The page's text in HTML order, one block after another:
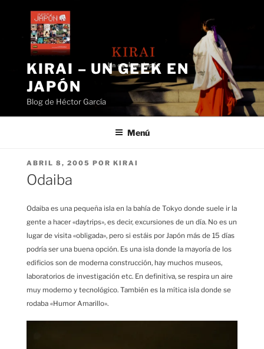
contenido
KIRAI – UN GEEK EN
JAPÓN
Blog de Héctor García
Menú
PUBLICADO
EL
ABRIL 8, 2005 POR KIRAI
Odaiba
Odaiba es una pequeña isla en la bahía de Tokyo donde suele ir la
gente a hacer «daytrips», es decir, excursiones de un día. No es un
lugar de visita «obligada», pero si estáis por Japón más de 15 días
podría ser una buena opción. Es una isla donde la mayoría de los
edificios son de moderna construcción, hay muchos museos,
laboratorios de investigación etc. En definitiva, se respira un aire
muy moderno y tecnológico. También es la mítica isla donde se
rodaba «Humor Amarillo».